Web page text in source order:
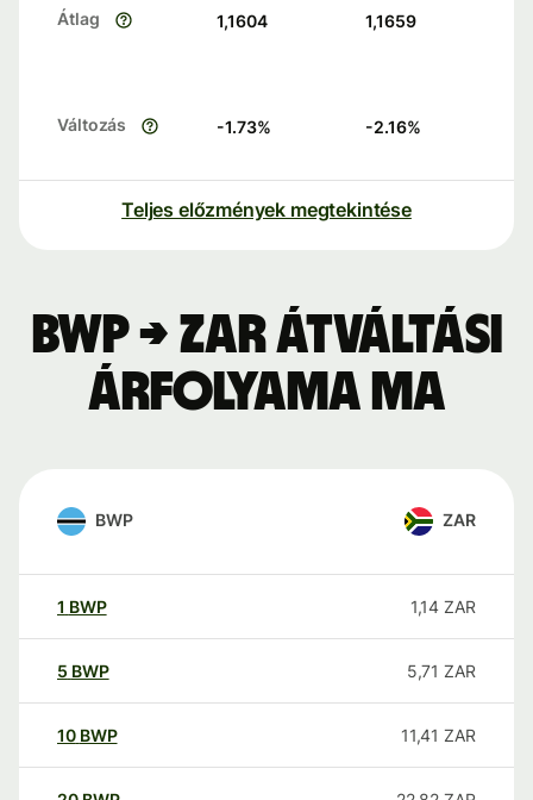
Átlag 1,1604 1,1659
Változás -1.73% -2.16%
Teljes előzmények megtekintése
BWP → ZAR átváltási
árfolyama ma
BWP ZAR
1 BWP 1,14 ZAR
5 BWP 5,71 ZAR
10 BWP 11,41 ZAR